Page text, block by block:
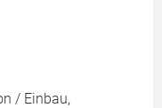
/ Einbau,